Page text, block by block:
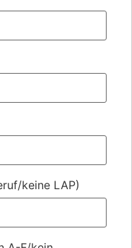
keine LAP)